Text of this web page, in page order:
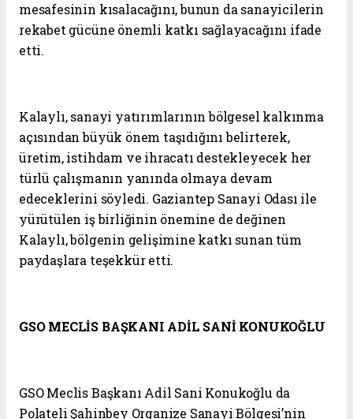
mesafesinin kısalacağını, bunun da sanayicilerin
rekabet gücüne önemli katkı sağlayacağını ifade
etti.
Kalaylı, sanayi yatırımlarının bölgesel kalkınma
açısından büyük önem taşıdığını belirterek,
üretim, istihdam ve ihracatı destekleyecek her
türlü çalışmanın yanında olmaya devam
edeceklerini söyledi. Gaziantep Sanayi Odası ile
yürütülen iş birliğinin önemine de değinen
Kalaylı, bölgenin gelişimine katkı sunan tüm
paydaşlara teşekkür etti.
GSO MECLİS BAŞKANI ADİL SANİ KONUKOĞLU
GSO Meclis Başkanı Adil Sani Konukoğlu da
Polateli Şahinbey Organize Sanayi Bölgesi’nin